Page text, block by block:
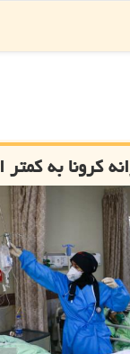
به کمتر از 50 نفر